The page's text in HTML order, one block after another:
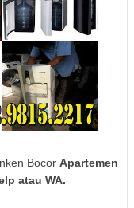
Bocor Apartemen
atau WA.